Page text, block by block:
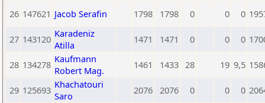
26 147621 Jacob Serafin 1798 1798 0 0 0
27 143120 Karadeniz
Atilla
1471 1471 0 0 0
28 134278 Kaufmann
Robert Mag.
1461 1433 28 19 9,5
29 125693 Khachatouri
Saro
2076 2076 0 0 0